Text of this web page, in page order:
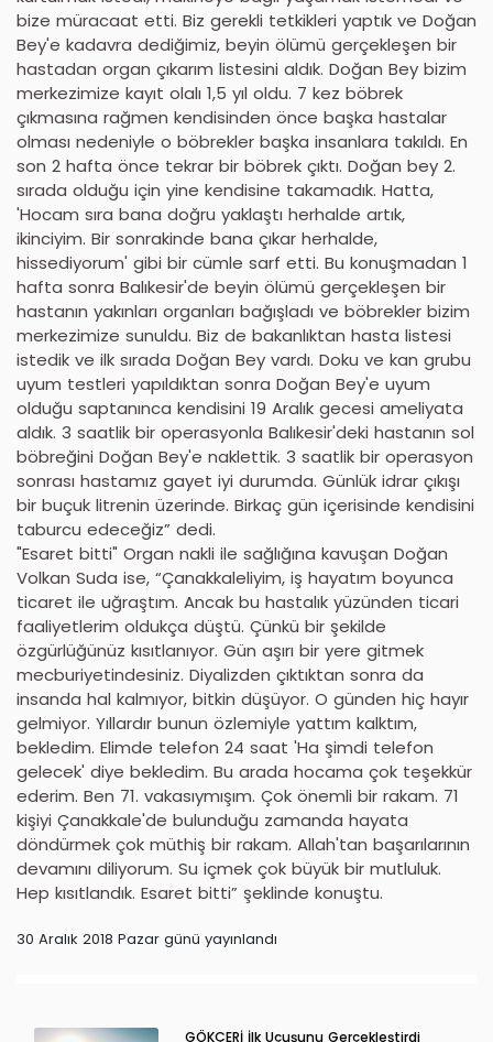
bize müracaat etti. Biz gerekli tetkikleri yaptık ve Doğan
Bey'e kadavra dediğimiz, beyin ölümü gerçekleşen bir
hastadan organ çıkarım listesini aldık. Doğan Bey bizim
merkezimize kayıt olalı 1,5 yıl oldu. 7 kez böbrek
çıkmasına rağmen kendisinden önce başka hastalar
olması nedeniyle o böbrekler başka insanlara takıldı. En
son 2 hafta önce tekrar bir böbrek çıktı. Doğan bey 2.
sırada olduğu için yine kendisine takamadık. Hatta,
'Hocam sıra bana doğru yaklaştı herhalde artık,
ikinciyim. Bir sonrakinde bana çıkar herhalde,
hissediyorum' gibi bir cümle sarf etti. Bu konuşmadan 1
hafta sonra Balıkesir'de beyin ölümü gerçekleşen bir
hastanın yakınları organları bağışladı ve böbrekler bizim
merkezimize sunuldu. Biz de bakanlıktan hasta listesi
istedik ve ilk sırada Doğan Bey vardı. Doku ve kan grubu
uyum testleri yapıldıktan sonra Doğan Bey'e uyum
olduğu saptanınca kendisini 19 Aralık gecesi ameliyata
aldık. 3 saatlik bir operasyonla Balıkesir'deki hastanın sol
böbreğini Doğan Bey'e naklettik. 3 saatlik bir operasyon
sonrası hastamız gayet iyi durumda. Günlük idrar çıkışı
bir buçuk litrenin üzerinde. Birkaç gün içerisinde kendisini
taburcu edeceğiz” dedi.
"Esaret bitti" Organ nakli ile sağlığına kavuşan Doğan
Volkan Suda ise, “Çanakkaleliyim, iş hayatım boyunca
ticaret ile uğraştım. Ancak bu hastalık yüzünden ticari
faaliyetlerim oldukça düştü. Çünkü bir şekilde
özgürlüğünüz kısıtlanıyor. Gün aşırı bir yere gitmek
mecburiyetindesiniz. Diyalizden çıktıktan sonra da
insanda hal kalmıyor, bitkin düşüyor. O günden hiç hayır
gelmiyor. Yıllardır bunun özlemiyle yattım kalktım,
bekledim. Elimde telefon 24 saat 'Ha şimdi telefon
gelecek' diye bekledim. Bu arada hocama çok teşekkür
ederim. Ben 71. vakasıymışım. Çok önemli bir rakam. 71
kişiyi Çanakkale'de bulunduğu zamanda hayata
döndürmek çok müthiş bir rakam. Allah'tan başarılarının
devamını diliyorum. Su içmek çok büyük bir mutluluk.
Hep kısıtlandık. Esaret bitti” şeklinde konuştu.
30 Aralık 2018 Pazar günü yayınlandı
GÖKÇERİ İlk Uçuşunu Gerçekleştirdi